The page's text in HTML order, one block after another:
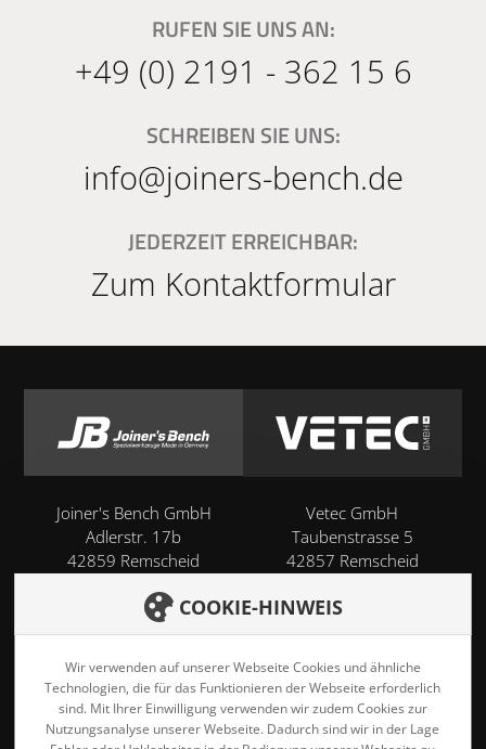
RUFEN SIE UNS AN:
+49 (0) 2191 - 362 15 6
SCHREIBEN SIE UNS:
info@joiners-bench.de
JEDERZEIT ERREICHBAR:
Zum Kontaktformular
Vetec GmbH
Taubenstrasse 5
42857 Remscheid
Joiner's Bench GmbH
Adlerstr. 17b
42859 Remscheid
Startseite
Produkte
Leistungen
Karriere
Downloads
COOKIE-HINWEIS
Wir verwenden auf unserer Webseite Cookies und ähnliche
Technologien, die für das Funktionieren der Webseite erforderlich
sind. Mit Ihrer Einwilligung verwenden wir zudem Cookies zur
Nutzungsanalyse unserer Webseite. Dadurch sind wir in der Lage